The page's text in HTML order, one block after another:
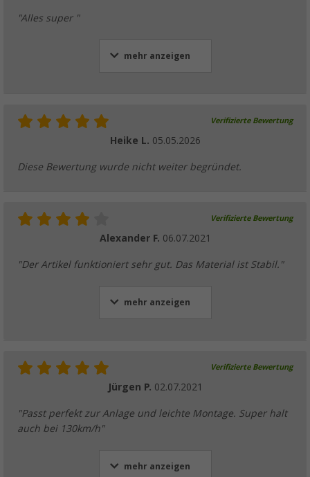
"Alles super "
mehr anzeigen
Verifizierte Bewertung
Heike L. 05.05.2026
Diese Bewertung wurde nicht weiter begründet.
Verifizierte Bewertung
Alexander F. 06.07.2021
"Der Artikel funktioniert sehr gut. Das Material ist Stabil."
mehr anzeigen
Verifizierte Bewertung
Jürgen P. 02.07.2021
"Passt perfekt zur Anlage und leichte Montage. Super halt
auch bei 130km/h"
mehr anzeigen